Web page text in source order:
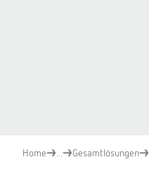
Home Gesamtlösungen